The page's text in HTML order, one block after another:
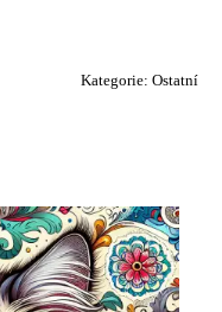
Kategorie: Ostatní